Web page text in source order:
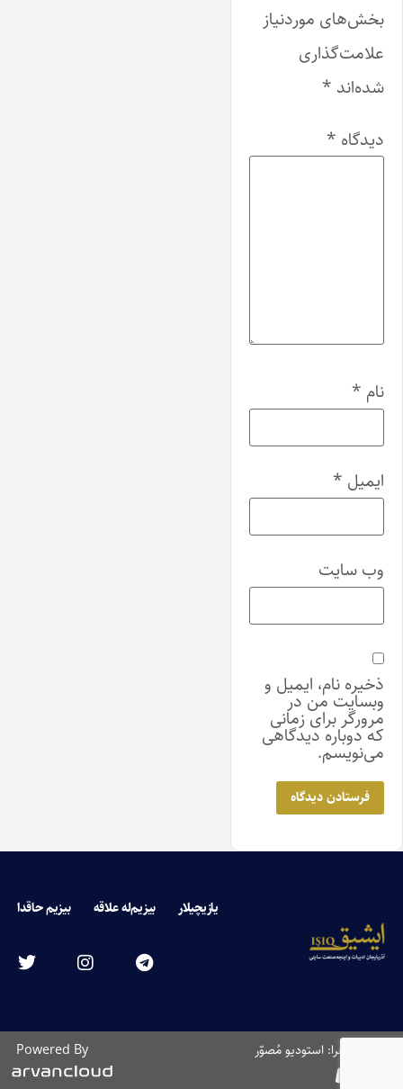
بخش‌های موردنیاز
علامت‌گذاری
شده‌اند *
دیدگاه *
نام *
ایمیل *
وب‌ سایت
ذخیره نام، ایمیل و
وبسایت من در
مرورگر برای زمانی
که دوباره دیدگاهی
می‌نویسم.
یازیچیلار بیزیم‌له علاقه بیزیم حاقدا
طراحی و اجرا: استودیو مُصوّر Powered By